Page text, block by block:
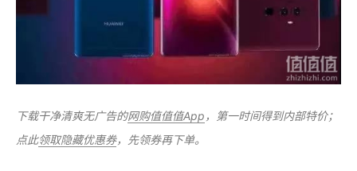
下载干净清爽无广告的网购值值值App ，第一时间得到内部特价；
点此领取隐藏优惠券，先领券再下单。